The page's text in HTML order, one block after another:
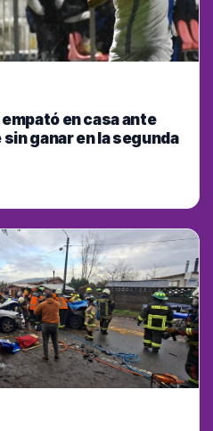
en casa ante
ganar en la segunda